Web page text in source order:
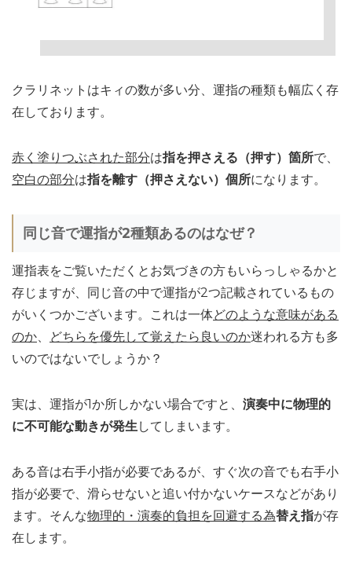
クラリネットはキィの数が多い分、運指の種類も幅広く存
在しております。
赤く塗りつぶされた部分は指を押さえる（押す）箇所で、
空白の部分は指を離す（押さえない）個所になります。
同じ音で運指が2種類あるのはなぜ？
運指表をご覧いただくとお気づきの方もいらっしゃるかと
存じますが、同じ音の中で運指が2つ記載されているもの
がいくつかございます。これは一体どのような意味がある
のか、 どちらを優先して覚えたら良いのか迷われる方も多
いのではないでしょうか？
実は、運指が1か所しかない場合ですと、 演奏中に物理的
に不可能な動きが発生してしまいます。
ある音は右手小指が必要であるが、すぐ次の音でも右手小
指が必要で、滑らせないと追い付かないケースなどがあり
ます。そんな物理的・演奏的負担を回避する為替え指が存
在します。